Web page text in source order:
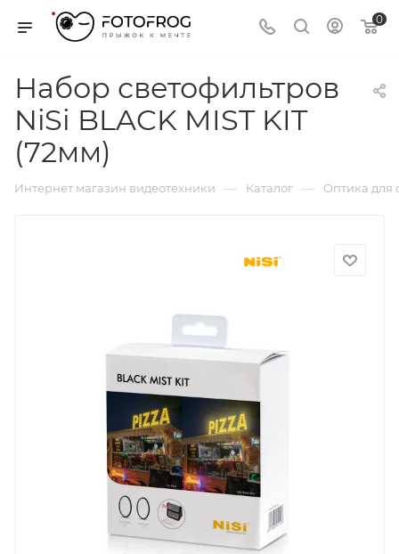
0
Набор светофильтров
NiSi BLACK MIST KIT
(72мм)
Интернет магазин видеотехники — Каталог — Оптика для